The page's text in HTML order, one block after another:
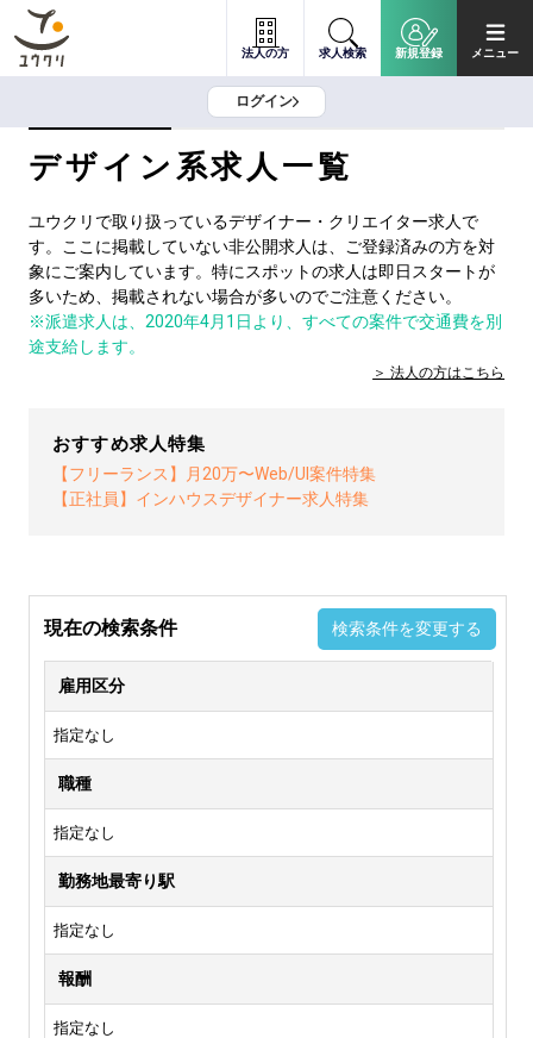
法人の方 求人検索 新規登録 メニュー
ログイン
デザイン系求人一覧
ユウクリで取り扱っているデザイナー・クリエイター求人で
す。ここに掲載していない非公開求人は、ご登録済みの方を対
象にご案内しています。特にスポットの求人は即日スタートが
多いため、掲載されない場合が多いのでご注意ください。
※派遣求人は、2020年4月1日より、すべての案件で交通費を別
途支給します。
法人の方はこちら
おすすめ求人特集
【フリーランス】月20万〜Web/UI案件特集
【正社員】インハウスデザイナー求人特集
現在の検索条件 検索条件を変更する
雇用区分
指定なし
職種
指定なし
勤務地最寄り駅
指定なし
報酬
指定なし